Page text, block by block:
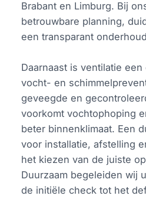
Brabant en Limburg. Bij
betrouwbare planning,
een transparant
Daarnaast is ventilatie
vocht- en
geveegde en
voorkomt vochtophoping
beter binnenklimaat. Een
voor installatie, afstelling
het kiezen van de juiste
Duurzaam begeleiden wij
de initiële check tot het